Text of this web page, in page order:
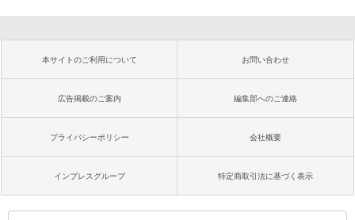
本サイトのご利用について お問い合わせ
広告掲載のご案内 編集部へのご連絡
プライバシーポリシー 会社概要
インプレスグループ 特定商取引法に基づく表示